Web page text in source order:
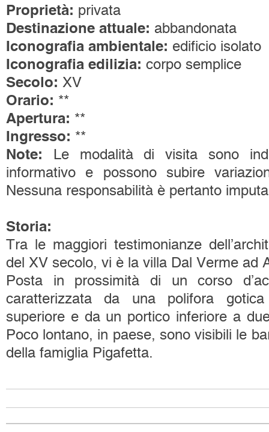
Proprietà: privata
Destinazione attuale: abbandonata
Iconografia ambientale: edificio isolato
Iconografia edilizia: corpo semplice
Secolo: XV
Orario: **
Apertura: **
Ingresso: **
Note: Le modalità di visita sono
informativo e possono subire
Nessuna responsabilità è pertanto
Storia:
Tra le maggiori testimonianze
del XV secolo, vi è la villa Dal Verme ad
Posta in prossimità di un corso
caratterizzata da una polifora
superiore e da un portico inferiore a
Poco lontano, in paese, sono visibili le
della famiglia Pigafetta.